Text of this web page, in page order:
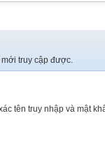
truy cập được.
tên truy nhập và mật